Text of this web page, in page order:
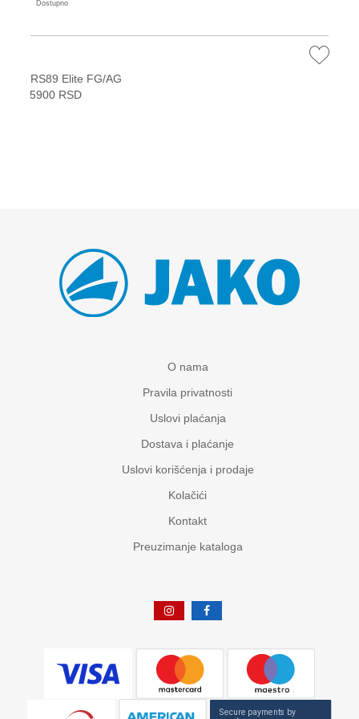
Dostupno
RS89 Elite FG/AG
5900 RSD
O nama
Pravila privatnosti
Uslovi plaćanja
Dostava i plaćanje
Uslovi korišćenja i prodaje
Kolačići
Kontakt
Preuzimanje kataloga